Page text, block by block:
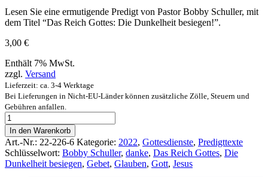
Lesen Sie eine ermutigende Predigt von Pastor Bobby Schuller, mit
dem Titel “Das Reich Gottes: Die Dunkelheit besiegen!”.
3,00 €
Enthält 7% MwSt.
zzgl. Versand
Lieferzeit: ca. 3-4 Werktage
Bei Lieferungen in Nicht-EU-Länder können zusätzliche Zölle, Steuern und
Gebühren anfallen.
In den Warenkorb
Art.-Nr.: 22-226-6 Kategorie: 2022, Gottesdienste, Predigttexte
Schlüsselwort: Bobby Schuller, danke, Das Reich Gottes, Die
Dunkelheit besiegen, Gebet, Glauben, Gott, Jesus